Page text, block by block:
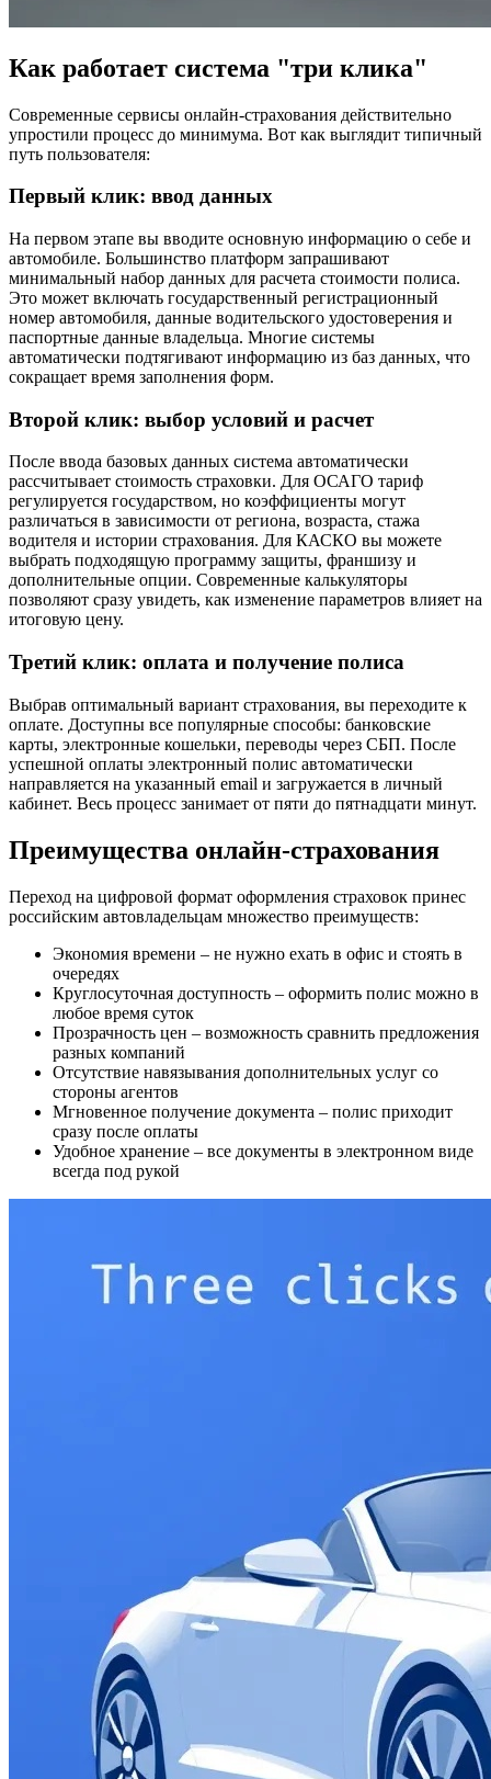
Как работает система "три клика"
Современные сервисы онлайн-страхования действительно
упростили процесс до минимума. Вот как выглядит типичный
путь пользователя:
Первый клик: ввод данных
На первом этапе вы вводите основную информацию о себе и
автомобиле. Большинство платформ запрашивают
минимальный набор данных для расчета стоимости полиса.
Это может включать государственный регистрационный
номер автомобиля, данные водительского удостоверения и
паспортные данные владельца. Многие системы
автоматически подтягивают информацию из баз данных, что
сокращает время заполнения форм.
Второй клик: выбор условий и расчет
После ввода базовых данных система автоматически
рассчитывает стоимость страховки. Для ОСАГО тариф
регулируется государством, но коэффициенты могут
различаться в зависимости от региона, возраста, стажа
водителя и истории страхования. Для КАСКО вы можете
выбрать подходящую программу защиты, франшизу и
дополнительные опции. Современные калькуляторы
позволяют сразу увидеть, как изменение параметров влияет на
итоговую цену.
Третий клик: оплата и получение полиса
Выбрав оптимальный вариант страхования, вы переходите к
оплате. Доступны все популярные способы: банковские
карты, электронные кошельки, переводы через СБП. После
успешной оплаты электронный полис автоматически
направляется на указанный email и загружается в личный
кабинет. Весь процесс занимает от пяти до пятнадцати минут.
Преимущества онлайн-страхования
Переход на цифровой формат оформления страховок принес
российским автовладельцам множество преимуществ:
Экономия времени – не нужно ехать в офис и стоять в
очередях
Круглосуточная доступность – оформить полис можно в
любое время суток
Прозрачность цен – возможность сравнить предложения
разных компаний
Отсутствие навязывания дополнительных услуг со
стороны агентов
Мгновенное получение документа – полис приходит
сразу после оплаты
Удобное хранение – все документы в электронном виде
всегда под рукой